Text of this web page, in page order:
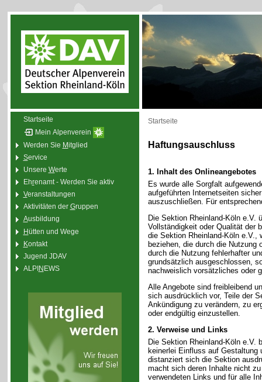
Startseite
Mein Alpenverein
Werden Sie Mitglied
Service
Unsere Werte
Ehrenamt - Werden Sie aktiv
Veranstaltungen
Aktivitäten der Gruppen
Ausbildung
Hütten und Wege
Kontakt
Jugend JDAV
ALPINEWS
Startseite
Haftungsauschluss
1. Inhalt des Onlineangebotes
Es wurde alle Sorgfalt
aufgeführten Internetseiten
auszuschließen. Für
Die Sektion Rheinland-Köln e.V.
Vollständigkeit oder Qualität der
die Sektion Rheinland-Köln e.V.,
beziehen, die durch die Nutzung
durch die Nutzung fehlerhafter
grundsätzlich ausgeschlossen,
nachweislich vorsätzliches oder
Alle Angebote sind freibleibend
sich ausdrücklich vor, Teile der
Ankündigung zu verändern, zu
oder endgültig einzustellen.
2. Verweise und Links
Die Sektion Rheinland-Köln e.V.
keinerlei Einfluss auf
distanziert sich die Sektion
macht sich deren Inhalte nicht
verwendeten Links und für alle